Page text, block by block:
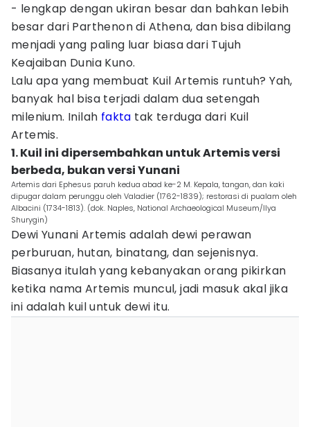
- lengkap dengan ukiran besar dan bahkan lebih
besar dari Parthenon di Athena, dan bisa dibilang
menjadi yang paling luar biasa dari Tujuh
Keajaiban Dunia Kuno.
Lalu apa yang membuat Kuil Artemis runtuh? Yah,
banyak hal bisa terjadi dalam dua setengah
milenium. Inilah fakta tak terduga dari Kuil
Artemis.
1. Kuil ini dipersembahkan untuk Artemis versi
berbeda, bukan versi Yunani
Artemis dari Ephesus paruh kedua abad ke-2 M. Kepala, tangan, dan kaki
dipugar dalam perunggu oleh Valadier (1762-1839); restorasi di pualam oleh
Albacini (1734-1813). (dok. Naples, National Archaeological Museum/Ilya
Shurygin)
Dewi Yunani Artemis adalah dewi perawan
perburuan, hutan, binatang, dan sejenisnya.
Biasanya itulah yang kebanyakan orang pikirkan
ketika nama Artemis muncul, jadi masuk akal jika
ini adalah kuil untuk dewi itu.